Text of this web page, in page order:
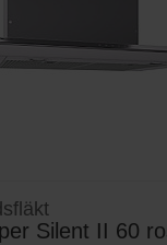
Silent II 60